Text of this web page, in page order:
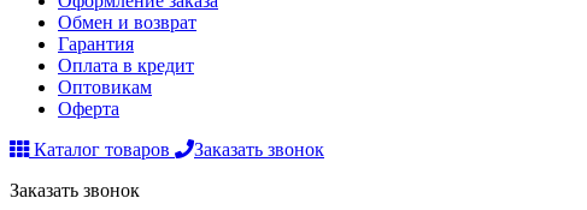
Обмен и возврат
Гарантия
Оплата в кредит
Оптовикам
Оферта
Каталог товаров
Заказать звонок
Заказать звонок